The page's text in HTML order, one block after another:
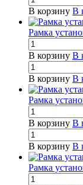
В корзину В
Рамка
В корзину В
В корзину В
Рамка
В корзину В
В корзину В
Рамка